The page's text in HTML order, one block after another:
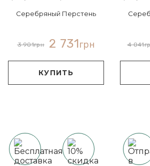
Серебряный Перстень
3 901грн 2 731грн
КУПИТЬ
4 041